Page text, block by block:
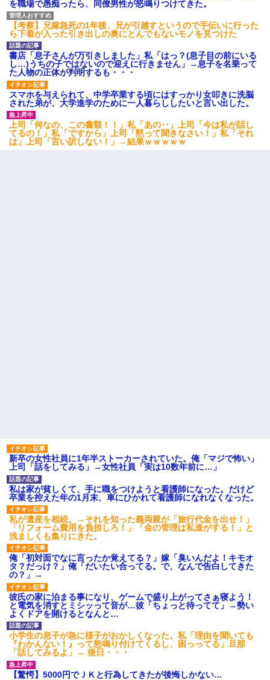
を職場で愚痴ったら、同僚男性が怒鳴りつけてきた。
【考察】兄嫁急死の1年後、兄が引越すというので手伝いに行った
ら下着が入った引き出しの奥にとんでもないモノを見つけた
書店「息子さんが万引きしました」私「はっ？(息子目の前にいる
し…)うちの子ではないので迎えに行きません」→息子を名乗って
た人物の正体が判明するも・・・
スマホを与えられて、中学卒業する頃にはすっかり女叩きに洗脳
された弟が、大学進学のために一人暮らししたいと言い出した。
上司「何なの、この書類！！」私「あの‥」上司「今は私が話し
てるの！」私「ですから」上司「黙って聞きなさい！」私「それ
は」上司「言い訳しない！」→結果ｗｗｗｗｗ
新卒の女性社員に1年半ストーカーされていた。俺「マジで怖い」
上司「話をしてみる」→女性社員「実は10数年前に…」
私は家が貧しくて、手に職をつけようと看護師になった。だけど
卒業を控えた年の1月末、車にひかれて看護師になれなくなった。
私が遺産を相続。→それを知った義両親が「旅行代金を出せ！」
「リフォーム費用を負担しろ！」「金の管理は私達がする！」と
浅ましくも集りにきた。
俺「初対面でなに言ったか覚えてる？」嫁「臭いんだよ！キモオ
タ？だっけ？」俺「だいたい合ってる。で、なんで告白してきた
の？」→
彼氏の家に泊まる事になり、ゲームで盛り上がってさぁ寝よう！
と電気を消すとミシッって音が…彼「ちょっと待ってて」→勢い
よくドアを開けるとなんと…
小学生の息子が急に様子がおかしくなった。私「理由を聞いても
『わかんない！』って怒鳴り付けてくるし、困っってる」旦那
「話してみるよ」→ 後日・・・
【驚愕】5000円でＪＫと行為してきたが後悔しかない…